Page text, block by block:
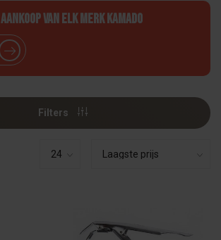
van elk merk Kamado
Filters